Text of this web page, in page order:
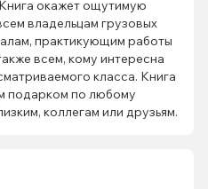
окажет ощутимую
владельцам грузовых
практикующим работы
всем, кому интересна
класса. Книга
подарком по любому
коллегам или друзьям.